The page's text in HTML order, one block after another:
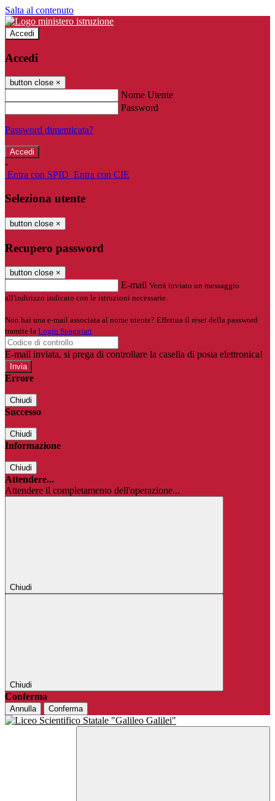
Salta al contenuto
Accedi
Accedi
button close ×
Nome Utente
Password
Password dimenticata?
-
Entra con SPID Entra con CIE
Seleziona utente
button close ×
Recupero password
button close ×
E-mail Verrà inviato un messaggio
all'indirizzo indicato con le istruzioni necessarie.
Non hai una e-mail associata al nome utente? Effettua il reset della password
tramite la Login Spaggiari
E-mail inviata, si prega di controllare la casella di posta elettronica!
Errore
Chiudi
Successo
Chiudi
Informazione
Chiudi
Attendere...
Attendere il completamento dell'operazione...
Chiudi
Chiudi
Conferma
Annulla Conferma